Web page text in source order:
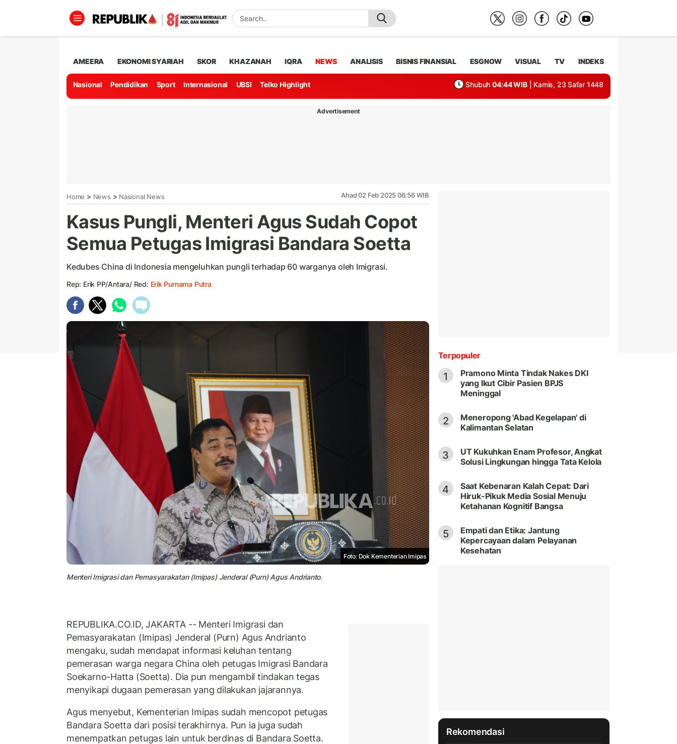
AMEERA EKONOMI SYARIAH SKOR KHAZANAH IQRA NEWS ANALISIS BISNIS FINANSIAL ESGNOW VISUAL TV INDEKS
Nasional Pendidikan Sport Internasional UBSI Telko Highlight Shubuh 04:44 WIB | Kamis, 23 Safar 1448
Advertisement
Home > News > Nasional News Ahad 02 Feb 2025 06:56 WIB
Kasus Pungli, Menteri Agus Sudah Copot
Semua Petugas Imigrasi Bandara Soetta
Kedubes China di Indonesia mengeluhkan pungli terhadap 60 warganya oleh Imigrasi.
Rep: Erik PP/Antara/ Red: Erik Purnama Putra
Foto: Dok Kementerian Imipas
Menteri Imigrasi dan Pemasyarakatan (Imipas) Jenderal (Purn) Agus Andrianto.
REPUBLIKA.CO.ID, JAKARTA -- Menteri Imigrasi dan
Pemasyarakatan (Imipas) Jenderal (Purn) Agus Andrianto
mengaku, sudah mendapat informasi keluhan tentang
pemerasan warga negara China oleh petugas Imigrasi Bandara
Soekarno-Hatta (Soetta). Dia pun mengambil tindakan tegas
menyikapi dugaan pemerasan yang dilakukan jajarannya.
Agus menyebut, Kementerian Imipas sudah mencopot petugas
Bandara Soetta dari posisi terakhirnya. Pun ia juga sudah
menempatkan petugas lain untuk berdinas di Bandara Soetta.
Terpopuler
1
Pramono Minta Tindak Nakes DKI
yang Ikut Cibir Pasien BPJS
Meninggal
2
Meneropong 'Abad Kegelapan' di
Kalimantan Selatan
3
UT Kukuhkan Enam Profesor, Angkat
Solusi Lingkungan hingga Tata Kelola
4
Saat Kebenaran Kalah Cepat: Dari
Hiruk-Pikuk Media Sosial Menuju
Ketahanan Kognitif Bangsa
5
Empati dan Etika: Jantung
Kepercayaan dalam Pelayanan
Kesehatan
Rekomendasi